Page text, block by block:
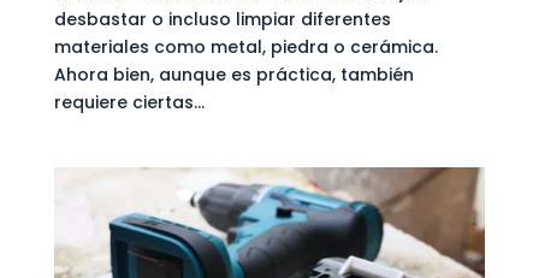
desbastar o incluso limpiar diferentes
materiales como metal, piedra o cerámica.
Ahora bien, aunque es práctica, también
requiere ciertas...